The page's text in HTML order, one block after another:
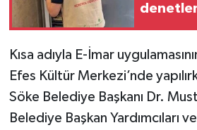
Kısa adıyla E-İmar
Efes Kültür Merkezi’nde
Söke Belediye Başkanı Dr.
Belediye Başkan Yardımcıları